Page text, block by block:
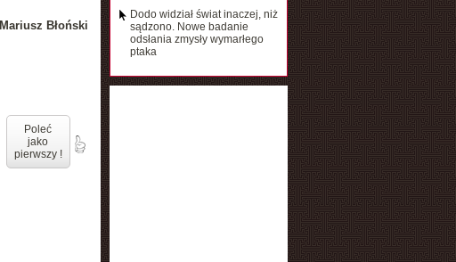
Mariusz Błoński
Poleć
jako
pierwszy !
Dodo widział świat inaczej, niż
sądzono. Nowe badanie
odsłania zmysły wymarłego
ptaka